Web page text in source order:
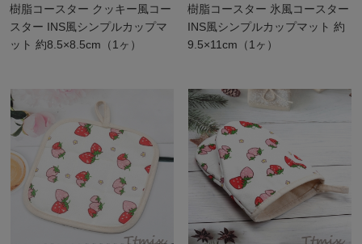
樹脂コースター クッキー風コー
スター INS風シンプルカップマ
ット 約8.5×8.5cm（1ヶ）
樹脂コースター 氷風コースター
INS風シンプルカップマット 約
9.5×11cm（1ヶ）